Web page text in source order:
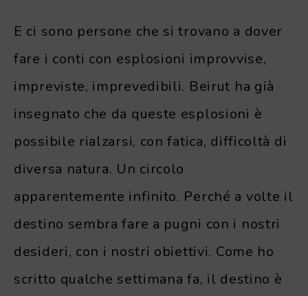
E ci sono persone che si trovano a dover
fare i conti con esplosioni improvvise,
impreviste, imprevedibili. Beirut ha già
insegnato che da queste esplosioni è
possibile rialzarsi, con fatica, difficoltà di
diversa natura. Un circolo
apparentemente infinito. Perché a volte il
destino sembra fare a pugni con i nostri
desideri, con i nostri obiettivi. Come ho
scritto qualche settimana fa, il destino è